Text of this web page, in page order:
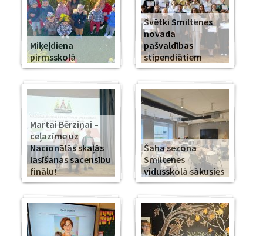
Miķeļdiena
pirmsskolā
Svētki Smiltenes
novada
pašvaldības
stipendiātiem
Martai Bērziņai –
ceļazīme uz
Nacionālās skaļās
lasīšanas sacensību
finālu!
Šaha sezona
Smiltenes
vidusskolā sākusies